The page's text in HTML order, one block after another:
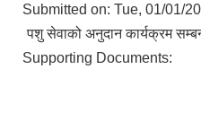
Submitted on: Tue, 01/01/
पशु सेवाको अनुदान कार्यक्रम
Supporting Documents: